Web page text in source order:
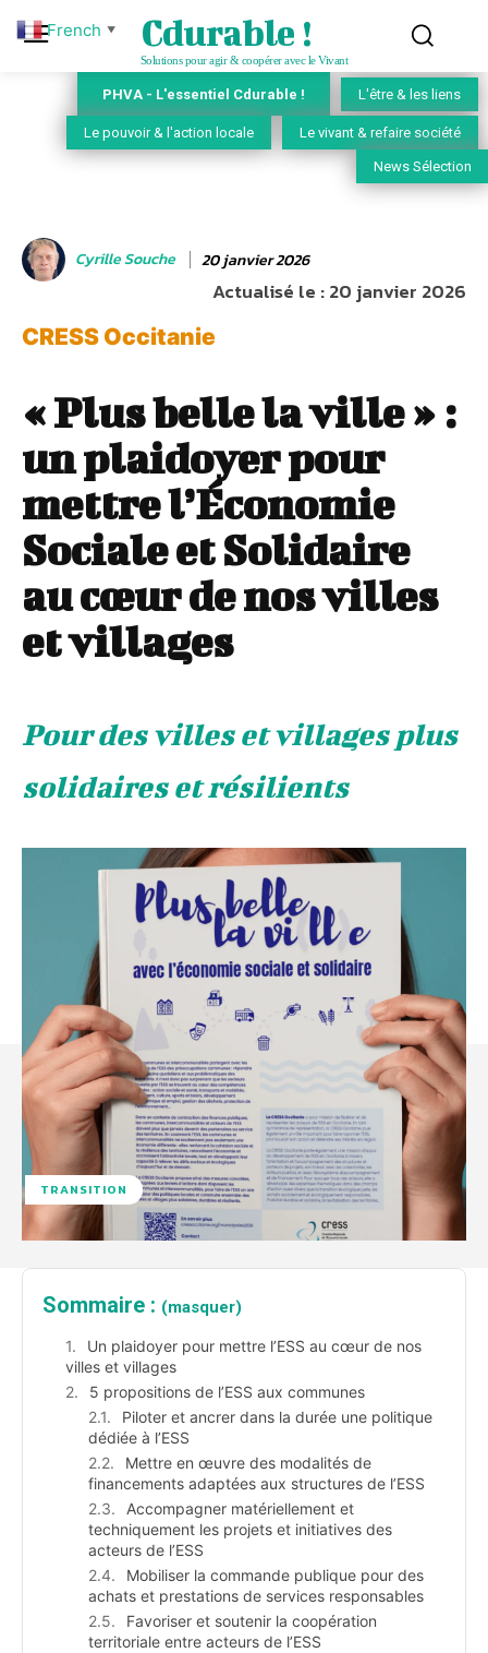
Cdurable !
Solutions pour agir & coopérer avec le Vivant
PHVA - L'essentiel Cdurable ! L'être & les liens
Le pouvoir & l'action locale Le vivant & refaire société
News Sélection
Cyrille Souche 20 janvier 2026
Actualisé le :20 janvier 2026
CRESS Occitanie
« Plus belle la ville » :
un plaidoyer pour
mettre l’Économie
Sociale et Solidaire
au cœur de nos villes
et villages
Pour des villes et villages plus
solidaires et résilients
TRANSITION
Sommaire : (masquer)
Un plaidoyer pour mettre l’ESS au cœur de nos
villes et villages
5 propositions de l’ESS aux communes
Piloter et ancrer dans la durée une politique
dédiée à l’ESS
Mettre en œuvre des modalités de
financements adaptées aux structures de l’ESS
Accompagner matériellement et
techniquement les projets et initiatives des
acteurs de l’ESS
Mobiliser la commande publique pour des
achats et prestations de services responsables
Favoriser et soutenir la coopération
territoriale entre acteurs de l’ESS
French ▼